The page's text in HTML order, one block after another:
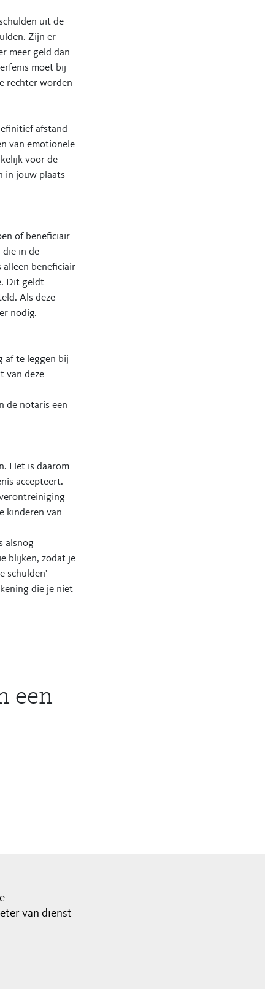
uit de
Zijn er
meer geld dan
moet bij
rechter worden
afstand
van emotionele
voor de
in jouw plaats
of beneficiair
die in de
beneficiair
Dit geldt
Als deze
nodig.
af te leggen bij
van deze
de notaris een
Het is daarom
accepteert.
kinderen van
alsnog
blijken, zodat je
schulden’
die je niet
een
van dienst